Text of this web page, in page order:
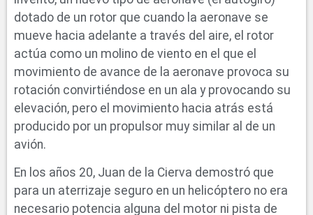
dotado de un rotor que cuando la aeronave se
mueve hacia adelante a través del aire, el rotor
actúa como un molino de viento en el que el
movimiento de avance de la aeronave provoca su
rotación convirtiéndose en un ala y provocando su
elevación, pero el movimiento hacia atrás está
producido por un propulsor muy similar al de un
avión.
En los años 20, Juan de la Cierva demostró que
para un aterrizaje seguro en un helicóptero no era
necesario potencia alguna del motor ni pista de